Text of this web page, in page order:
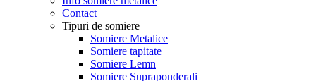
Contact
Tipuri de somiere
Somiere Metalice
Somiere tapitate
Somiere Lemn
Somiere Supraponderali